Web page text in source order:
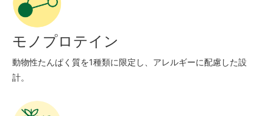
モノプロテイン
動物性たんぱく質を1種類に限定し、アレルギーに配慮した設
計。